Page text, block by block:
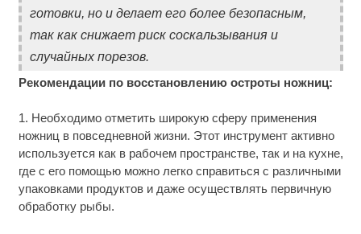
готовки, но и делает его более безопасным,
так как снижает риск соскальзывания и
случайных порезов.
Рекомендации по восстановлению остроты ножниц:
1. Необходимо отметить широкую сферу применения
ножниц в повседневной жизни. Этот инструмент активно
используется как в рабочем пространстве, так и на кухне,
где с его помощью можно легко справиться с различными
упаковками продуктов и даже осуществлять первичную
обработку рыбы.